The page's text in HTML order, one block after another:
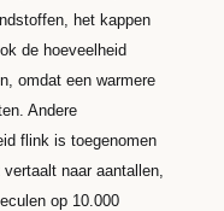
het kappen
de hoeveelheid
omdat een warmere
Andere
flink is toegenomen
naar aantallen,
op 10.000